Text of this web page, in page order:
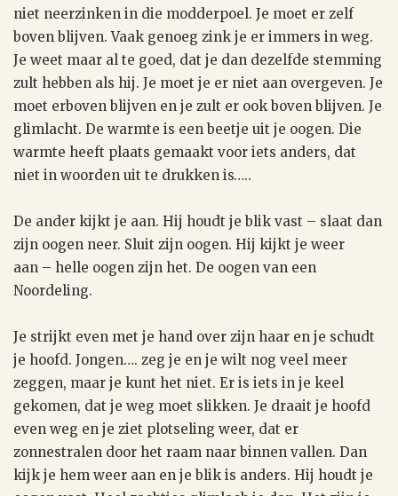
niet neerzinken in die modderpoel. Je moet er zelf
boven blijven. Vaak genoeg zink je er immers in weg.
Je weet maar al te goed, dat je dan dezelfde stemming
zult hebben als hij. Je moet je er niet aan overgeven. Je
moet erboven blijven en je zult er ook boven blijven. Je
glimlacht. De warmte is een beetje uit je oogen. Die
warmte heeft plaats gemaakt voor iets anders, dat
niet in woorden uit te drukken is…..
De ander kijkt je aan. Hij houdt je blik vast – slaat dan
zijn oogen neer. Sluit zijn oogen. Hij kijkt je weer
aan – helle oogen zijn het. De oogen van een
Noordeling.
Je strijkt even met je hand over zijn haar en je schudt
je hoofd. Jongen…. zeg je en je wilt nog veel meer
zeggen, maar je kunt het niet. Er is iets in je keel
gekomen, dat je weg moet slikken. Je draait je hoofd
even weg en je ziet plotseling weer, dat er
zonnestralen door het raam naar binnen vallen. Dan
kijk je hem weer aan en je blik is anders. Hij houdt je